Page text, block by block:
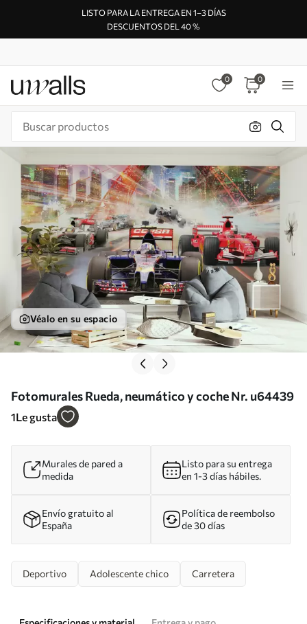
LISTO PARA LA ENTREGA EN 1–3 DÍAS
DESCUENTOS DEL 40 %
0 0
Véalo en su espacio
Fotomurales Rueda, neumático y coche Nr. u64439
1Le gusta
Murales de pared a
medida
Listo para su entrega
en 1-3 días hábiles.
Envío gratuito al
España
Política de reembolso
de 30 días
Deportivo Adolescente chico Carretera